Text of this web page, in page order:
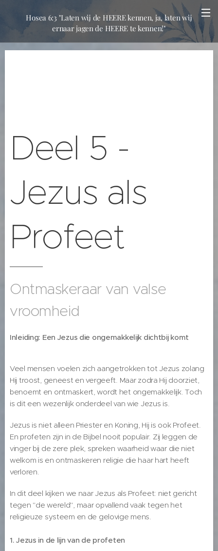
Hosea 6:3 "Laten wij de HEERE kennen, ja, laten wij
ernaar jagen de HEERE te kennen!"
Deel 5 -
Jezus als
Profeet
Ontmaskeraar van valse
vroomheid
Inleiding: Een Jezus die ongemakkelijk dichtbij komt
Veel mensen voelen zich aangetrokken tot Jezus zolang
Hij troost, geneest en vergeeft. Maar zodra Hij doorziet,
benoemt en ontmaskert, wordt het ongemakkelijk. Toch
is dit een wezenlijk onderdeel van wie Jezus is.
Jezus is niet alleen Priester en Koning, Hij is ook Profeet.
En profeten zijn in de Bijbel nooit populair. Zij leggen de
vinger bij de zere plek, spreken waarheid waar die niet
welkom is en ontmaskeren religie die haar hart heeft
verloren.
In dit deel kijken we naar Jezus als Profeet: niet gericht
tegen "de wereld", maar opvallend vaak tegen het
religieuze systeem en de gelovige mens.
1. Jezus in de lijn van de profeten